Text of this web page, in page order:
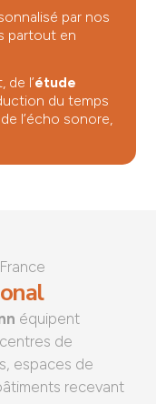
par nos
partout en
de l’étude
du temps
l’écho sonore,
équipent
de
espaces de
recevant